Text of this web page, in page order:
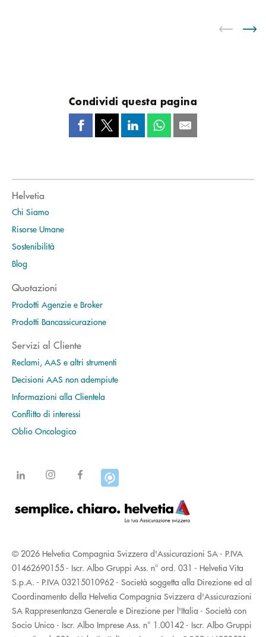
Condividi questa pagina
Helvetia
Chi Siamo
Risorse Umane
Sostenibilità
Blog
Quotazioni
Prodotti Agenzie e Broker
Prodotti Bancassicurazione
Servizi al Cliente
Reclami, AAS e altri strumenti
Decisioni AAS non adempiute
Informazioni alla Clientela
Conflitto di interessi
Oblio Oncologico
© 2026 Helvetia Compagnia Svizzera d'Assicurazioni SA - P.IVA
01462690155 - Iscr. Albo Gruppi Ass. n° ord. 031 - Helvetia Vita
S.p.A. - P.IVA 03215010962 - Società soggetta alla Direzione ed al
Coordinamento della Helvetia Compagnia Svizzera d'Assicurazioni
SA Rappresentanza Generale e Direzione per l'Italia - Società con
Socio Unico - Iscr. Albo Imprese Ass. n° 1.00142 - Iscr. Albo Gruppi